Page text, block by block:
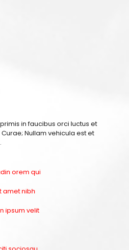
in faucibus orci luctus et
Nullam vehicula est et
orem qui
amet nibh
ipsum velit